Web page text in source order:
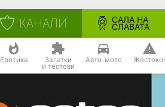
КАНАЛИ САЛА НА
СЛАВАТА
Еротика Загатки
и тестови
Авто-мото Жестоко!